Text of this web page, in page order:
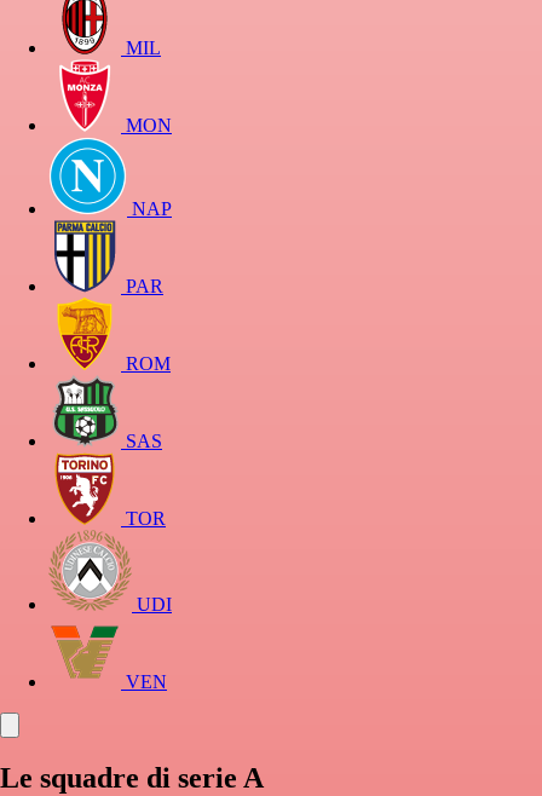
MIL
MON
NAP
PAR
ROM
SAS
TOR
UDI
VEN
Le squadre di serie A